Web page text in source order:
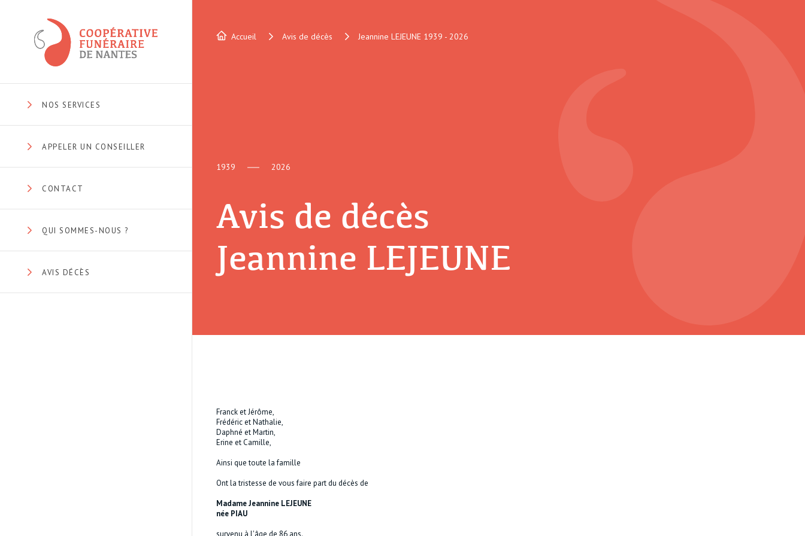
NOS SERVICES
APPELER UN CONSEILLER
CONTACT
QUI SOMMES-NOUS ?
AVIS DÉCÈS
Accueil Avis de décès Jeannine LEJEUNE 1939 - 2026
1939 2026
Avis de décès
Jeannine LEJEUNE
Franck et Jérôme,
Frédéric et Nathalie,
Daphné et Martin,
Erine et Camille,
Ainsi que toute la famille
Ont la tristesse de vous faire part du décès de
Madame Jeannine LEJEUNE
née PIAU
survenu à l'âge de 86 ans.